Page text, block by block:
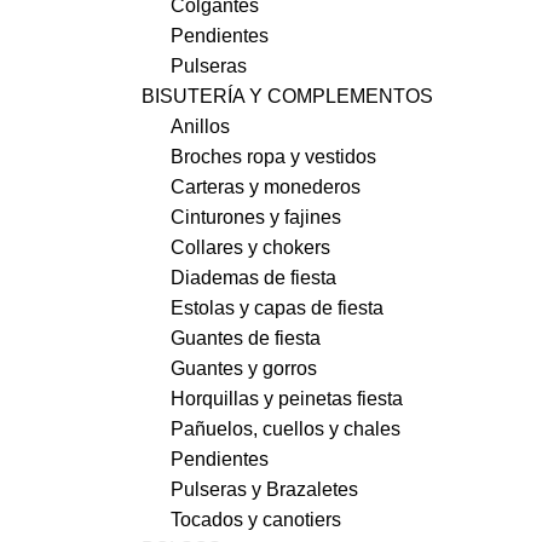
Colgantes
Pendientes
Pulseras
BISUTERÍA Y COMPLEMENTOS
Anillos
Broches ropa y vestidos
Carteras y monederos
Cinturones y fajines
Collares y chokers
Diademas de fiesta
Estolas y capas de fiesta
Guantes de fiesta
Guantes y gorros
Horquillas y peinetas fiesta
Pañuelos, cuellos y chales
Pendientes
Pulseras y Brazaletes
Tocados y canotiers